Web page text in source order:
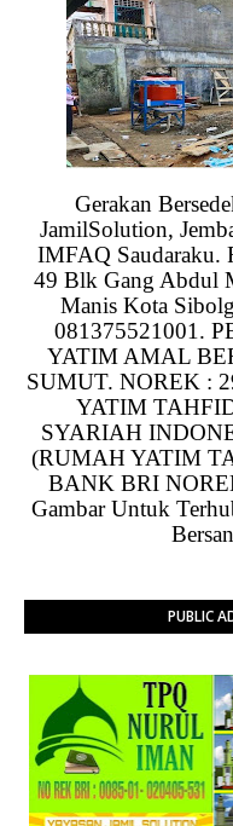
Gerakan
JamilSolution,
IMFAQ Saudaraku.
49 Blk Gang Abdul
Manis Kota
081375521001.
YATIM AMAL
SUMUT. NOREK :
YATIM
SYARIAH
(RUMAH YATIM
BANK BRI
Gambar Untuk
PUBLIC